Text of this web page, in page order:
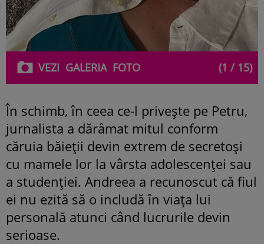
VEZI GALERIAFOTO (1 / 15)
În schimb, în ceea ce-l privește pe Petru,
jurnalista a dărâmat mitul conform
căruia băieții devin extrem de secretoși
cu mamele lor la vârsta adolescenței sau
a studenției. Andreea a recunoscut că fiul
ei nu ezită să o includă în viața lui
personală atunci când lucrurile devin
serioase.